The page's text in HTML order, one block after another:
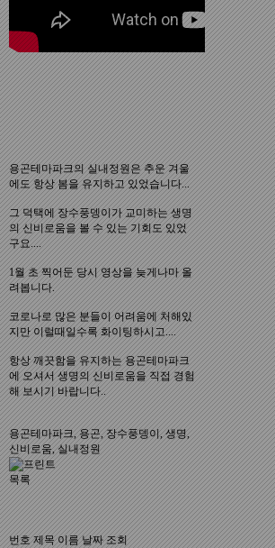
용곤테마파크의 실내정원은 추운 겨울
에도 항상 봄을 유지하고 있었습니다...
그 덕택에 장수풍뎅이가 교미하는 생명
의 신비로움을 볼 수 있는 기회도 있었
구요....
1월 초 찍어둔 당시 영상을 늦게나마 올
려봅니다.
코로나로 많은 분들이 어려움에 처해있
지만 이럴때일수록 화이팅하시고....
항상 깨끗함을 유지하는 용곤테마파크
에 오셔서 생명의 신비로움을 직접 경험
해 보시기 바랍니다..
용곤테마파크,용곤,장수풍뎅이,생명,
신비로움,실내정원
목록
번호 제목 이름 날짜 조회